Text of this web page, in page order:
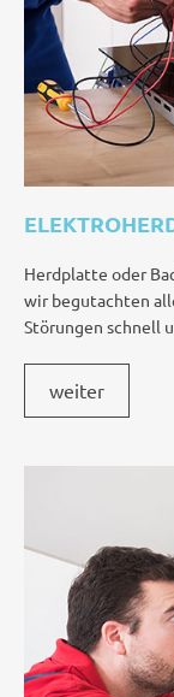
Herdplatte oder
wir begutachten
Störungen schnell
weiter